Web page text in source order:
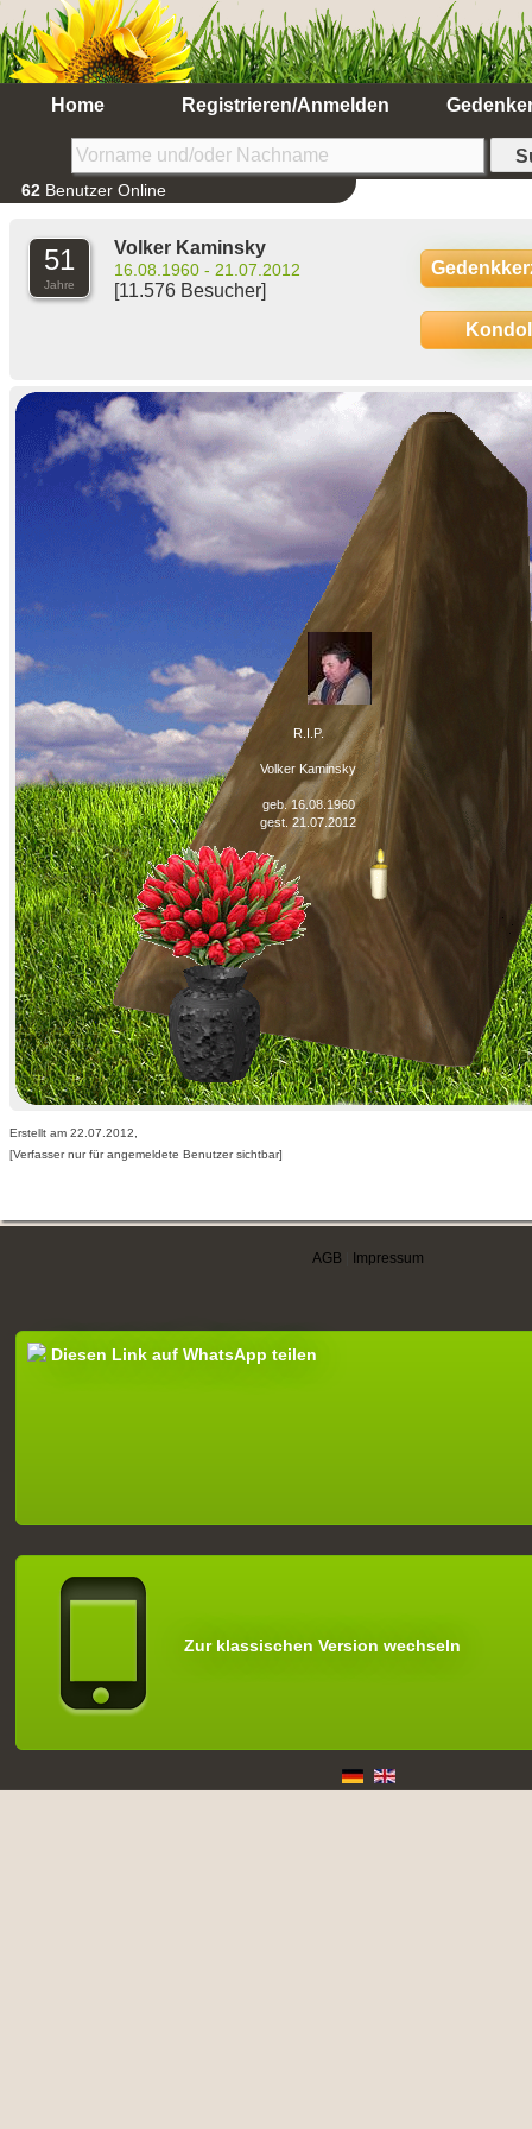
Home Registrieren/Anmelden
62 Benutzer Online
51
Jahre
Volker Kaminsky
16.08.1960 - 21.07.2012
[11.576 Besucher]
R.I.P.
Volker Kaminsky
geb. 16.08.1960
gest. 21.07.2012
Erstellt am 22.07.2012,
[Verfasser nur für angemeldete Benutzer sichtbar]
AGB Impressum
Diesen Link auf WhatsApp teilen
Zur klassischen Version wechseln